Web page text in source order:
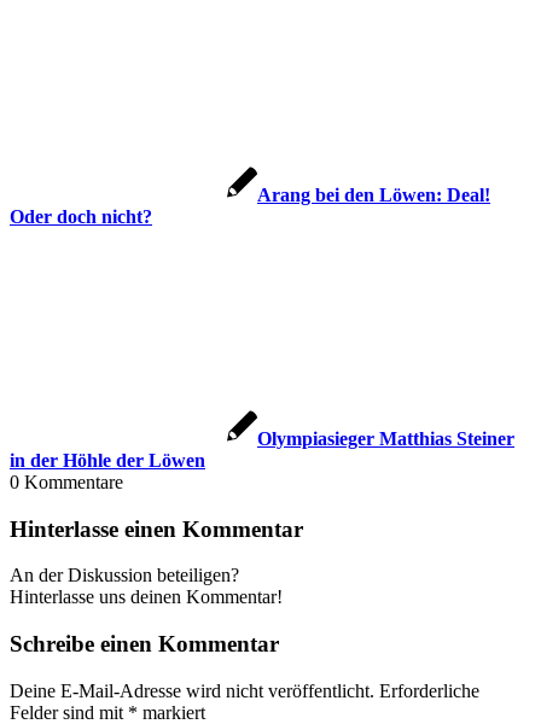
Arang bei den Löwen: Deal!
Oder doch nicht?
Olympiasieger Matthias Steiner
in der Höhle der Löwen
0 Kommentare
Hinterlasse einen Kommentar
An der Diskussion beteiligen?
Hinterlasse uns deinen Kommentar!
Schreibe einen Kommentar
Deine E-Mail-Adresse wird nicht veröffentlicht. Erforderliche
Felder sind mit * markiert